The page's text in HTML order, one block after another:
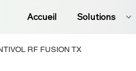
Accueil Solutions
RF FUSION TX